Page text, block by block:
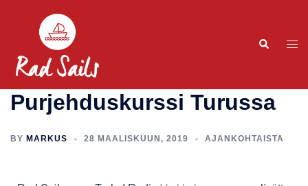
Purjehduskurssi Turussa
BY MARKUS 28 MAALISKUUN, 2019 AJANKOHTAISTA